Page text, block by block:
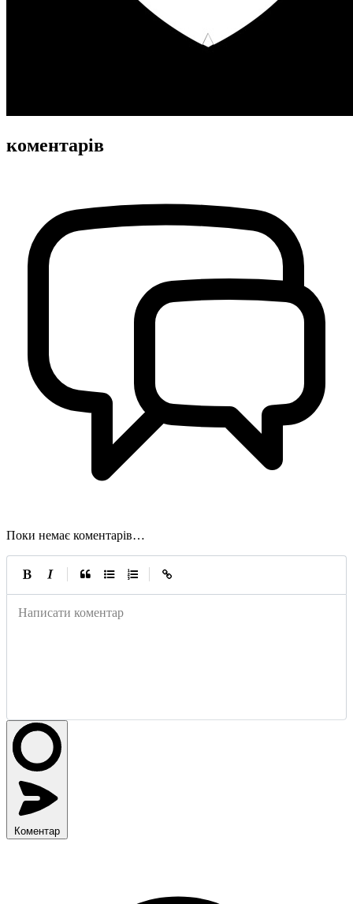
коментарів
Поки немає коментарів…
Написати коментар
Коментар